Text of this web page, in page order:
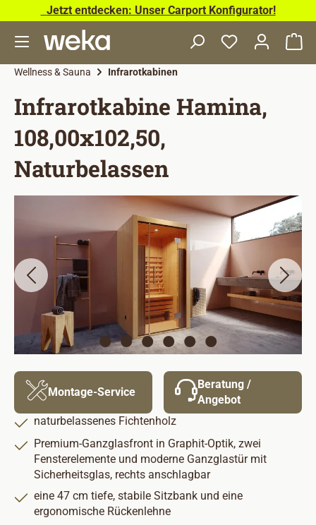
Zum Hauptinhalt springen
Jetzt entdecken: Unser Carport Konfigurator!
Wellness & Sauna Infrarotkabinen
Infrarotkabine Hamina,
108,00x102,50,
Naturbelassen
Bildergalerie überspringen
Montage-Service
Beratung /
Angebot
naturbelassenes Fichtenholz
Premium-Ganzglasfront in Graphit-Optik, zwei
Fensterelemente und moderne Ganzglastür mit
Sicherheitsglas, rechts anschlagbar
eine 47 cm tiefe, stabile Sitzbank und eine
ergonomische Rückenlehne